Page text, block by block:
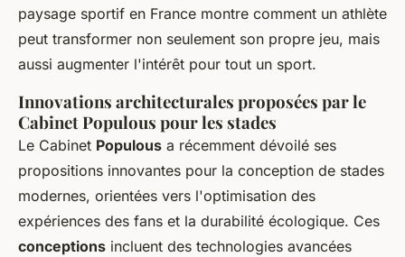
paysage sportif en France montre comment un athlète
peut transformer non seulement son propre jeu, mais
aussi augmenter l'intérêt pour tout un sport.
Innovations architecturales proposées par le
Cabinet Populous pour les stades
Le Cabinet Populous a récemment dévoilé ses
propositions innovantes pour la conception de stades
modernes, orientées vers l'optimisation des
expériences des fans et la durabilité écologique. Ces
conceptions incluent des technologies avancées